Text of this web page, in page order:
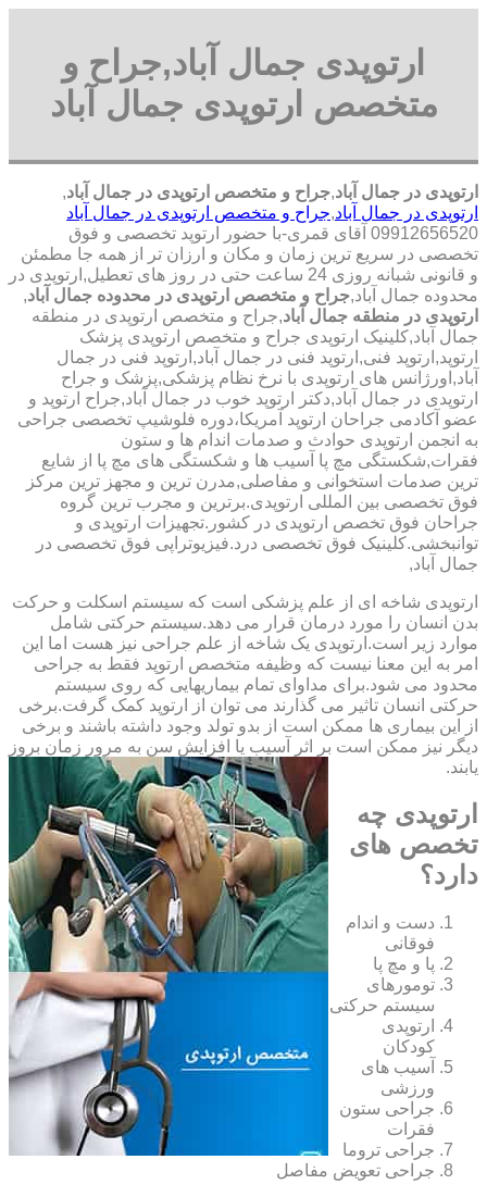
ارتوپدی جمال آباد,جراح و
متخصص ارتوپدی جمال آباد
ارتوپدی در جمال آباد,جراح و متخصص ارتوپدی در جمال آباد,
ارتوپدی در جمال آباد,جراح و متخصص ارتوپدی در جمال آباد
09912656520 آقای قمری-با حضور ارتوپد تخصصی و فوق
تخصصی در سریع ترین زمان و مکان و ارزان تر از همه جا مطمئن
و قانونی شبانه روزی 24 ساعت حتی در روز های تعطیل,ارتوپدی در
محدوده جمال آباد,جراح و متخصص ارتوپدی در محدوده جمال آباد,
ارتوپدی در منطقه جمال آباد,جراح و متخصص ارتوپدی در منطقه
جمال آباد,کلینیک ارتوپدی جراح و متخصص ارتوپدی پزشک
ارتوپد,ارتوپد فنی,ارتوپد فنی در جمال آباد,ارتوپد فنی در جمال
آباد,اورژانس های ارتوپدی با نرخ نظام پزشکی,پزشک و جراح
ارتوپدی در جمال آباد,دکتر ارتوپد خوب در جمال آباد,جراح ارتوپد و
عضو آکادمی جراحان ارتوپد آمریکا،دوره فلوشیپ تخصصی جراحی
به انجمن ارتوپدی حوادث و صدمات اندام ها و ستون
فقرات,شکستگی مچ پا آسیب ها و شکستگی های مچ پا از شایع
ترین صدمات استخوانی و مفاصلی,مدرن ترین و مجهز ترین مرکز
فوق تخصصی بین المللی ارتوپدی.برترین ‏و ‏مجرب ‏ترین ‏گروه
‏جراحان ‏فوق ‏تخصص ‏ارتوپدی ‏در ‏کشور.تجهیزات ارتوپدی و
توانبخشی.کلینیک فوق تخصصی درد.فیزیوتراپی فوق تخصصی در
جمال آباد,
ارتوپدی شاخه ای از علم پزشکی است که سیستم اسکلت و حرکت
بدن انسان را مورد درمان قرار می دهد.سیستم حرکتی شامل
موارد زیر است.ارتوپدی یک شاخه از علم جراحی نیز هست اما این
امر به این معنا نیست که وظیفه متخصص ارتوپد فقط به جراحی
محدود می شود.برای مداوای تمام بیماریهایی که روی سیستم
حرکتی انسان تاثیر می گذارند می توان از ارتوپد کمک گرفت.برخی
از این بیماری ها ممکن است از بدو تولد وجود داشته باشند و برخی
دیگر نیز ممکن است بر اثر آسیب یا افزایش سن به مرور زمان بروز
یابند.
ارتوپدی چه
تخصص های
دارد؟
دست و اندام
فوقانی
پا و مچ پا
تومورهای
سیستم حرکتی
ارتوپدی
کودکان
آسیب های
ورزشی
جراحی ستون
فقرات
جراحی تروما
جراحی تعویض مفاصل